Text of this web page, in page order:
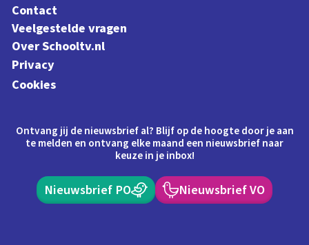
Contact
Veelgestelde vragen
Over Schooltv.nl
Privacy
Cookies
Ontvang jij de nieuwsbrief al? Blijf op de hoogte door je aan
te melden en ontvang elke maand een nieuwsbrief naar
keuze in je inbox!
Nieuwsbrief PO Nieuwsbrief VO